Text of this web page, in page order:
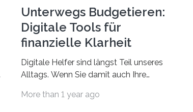
Unterwegs Budgetieren:
Digitale Tools für
finanzielle Klarheit
Digitale Helfer sind längst Teil unseres
Alltags. Wenn Sie damit auch Ihre
gibt es eine Vielzahl an smarten
More than 1 year ago